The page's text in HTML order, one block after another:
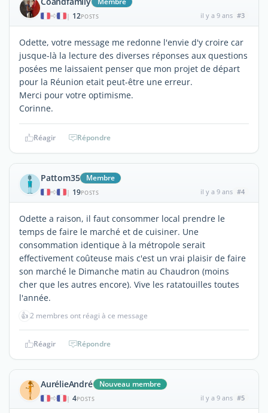
| 12POSTS il y a 9 ans #3
Odette, votre message me redonne l'envie d'y croire car
jusque-là la lecture des diverses réponses aux questions
posées me laissaient penser que mon projet de départ
pour la Réunion etait peut-être une erreur.
Merci pour votre optimisme.
Corinne.
Réagir Répondre
Pattom35 Membre
| 19POSTS il y a 9 ans #4
Odette a raison, il faut consommer local prendre le
temps de faire le marché et de cuisiner. Une
consommation identique à la métropole serait
effectivement coûteuse mais c'est un vrai plaisir de faire
son marché le Dimanche matin au Chaudron (moins
cher que les autres encore). Vive les ratatouilles toutes
l'année.
👍2 membres ont réagi à ce message
Réagir Répondre
AurélieAndré Nouveau membre
| 4POSTS il y a 9 ans #5